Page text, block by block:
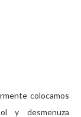
colocamos
y desmenuza